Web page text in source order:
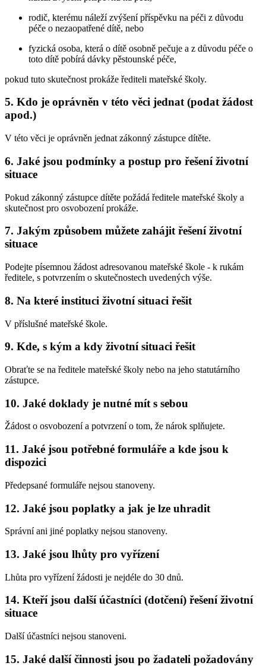
rodič, kterému náleží zvýšení příspěvku na péči z důvodu
péče o nezaopatřené dítě, nebo
fyzická osoba, která o dítě osobně pečuje a z důvodu péče o
toto dítě pobírá dávky pěstounské péče,
pokud tuto skutečnost prokáže řediteli mateřské školy.
5. Kdo je oprávněn v této věci jednat (podat žádost
apod.)
V této věci je oprávněn jednat zákonný zástupce dítěte.
6. Jaké jsou podmínky a postup pro řešení životní
situace
Pokud zákonný zástupce dítěte požádá ředitele mateřské školy a
skutečnost pro osvobození prokáže.
7. Jakým způsobem můžete zahájit řešení životní
situace
Podejte písemnou žádost adresovanou mateřské škole - k rukám
ředitele, s potvrzením o skutečnostech uvedených výše.
8. Na které instituci životní situaci řešit
V příslušné mateřské škole.
9. Kde, s kým a kdy životní situaci řešit
Obraťte se na ředitele mateřské školy nebo na jeho statutárního
zástupce.
10. Jaké doklady je nutné mít s sebou
Žádost o osvobození a potvrzení o tom, že nárok splňujete.
11. Jaké jsou potřebné formuláře a kde jsou k
dispozici
Předepsané formuláře nejsou stanoveny.
12. Jaké jsou poplatky a jak je lze uhradit
Správní ani jiné poplatky nejsou stanoveny.
13. Jaké jsou lhůty pro vyřízení
Lhůta pro vyřízení žádosti je nejdéle do 30 dnů.
14. Kteří jsou další účastníci (dotčení) řešení životní
situace
Další účastníci nejsou stanoveni.
15. Jaké další činnosti jsou po žadateli požadovány